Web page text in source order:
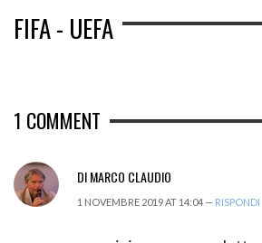
FIFA - UEFA
1 COMMENT
DI MARCO CLAUDIO
1 NOVEMBRE 2019 AT 14:04 — RISPONDI